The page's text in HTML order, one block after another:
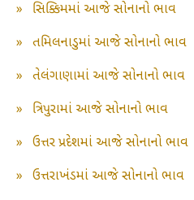
»
સિક્કિમમાં આજે સોનાનો ભાવ
»
તમિલનાડુમાં આજે સોનાનો ભાવ
»
તેલંગાણામાં આજે સોનાનો ભાવ
»
ત્રિપુરામાં આજે સોનાનો ભાવ
»
ઉત્તર પ્રદેશમાં આજે સોનાનો ભાવ
»
ઉત્તરાખંડમાં આજે સોનાનો ભાવ